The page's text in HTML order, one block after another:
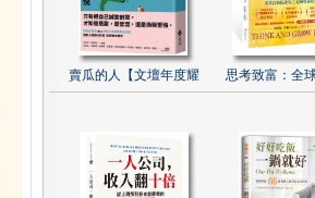
賣瓜的人【文壇年度耀 思考致富：全